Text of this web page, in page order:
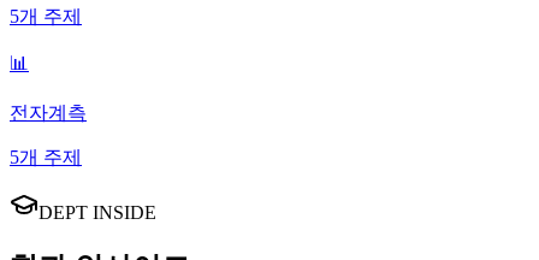
5개 주제
📊
전자계측
5개 주제
DEPT INSIDE